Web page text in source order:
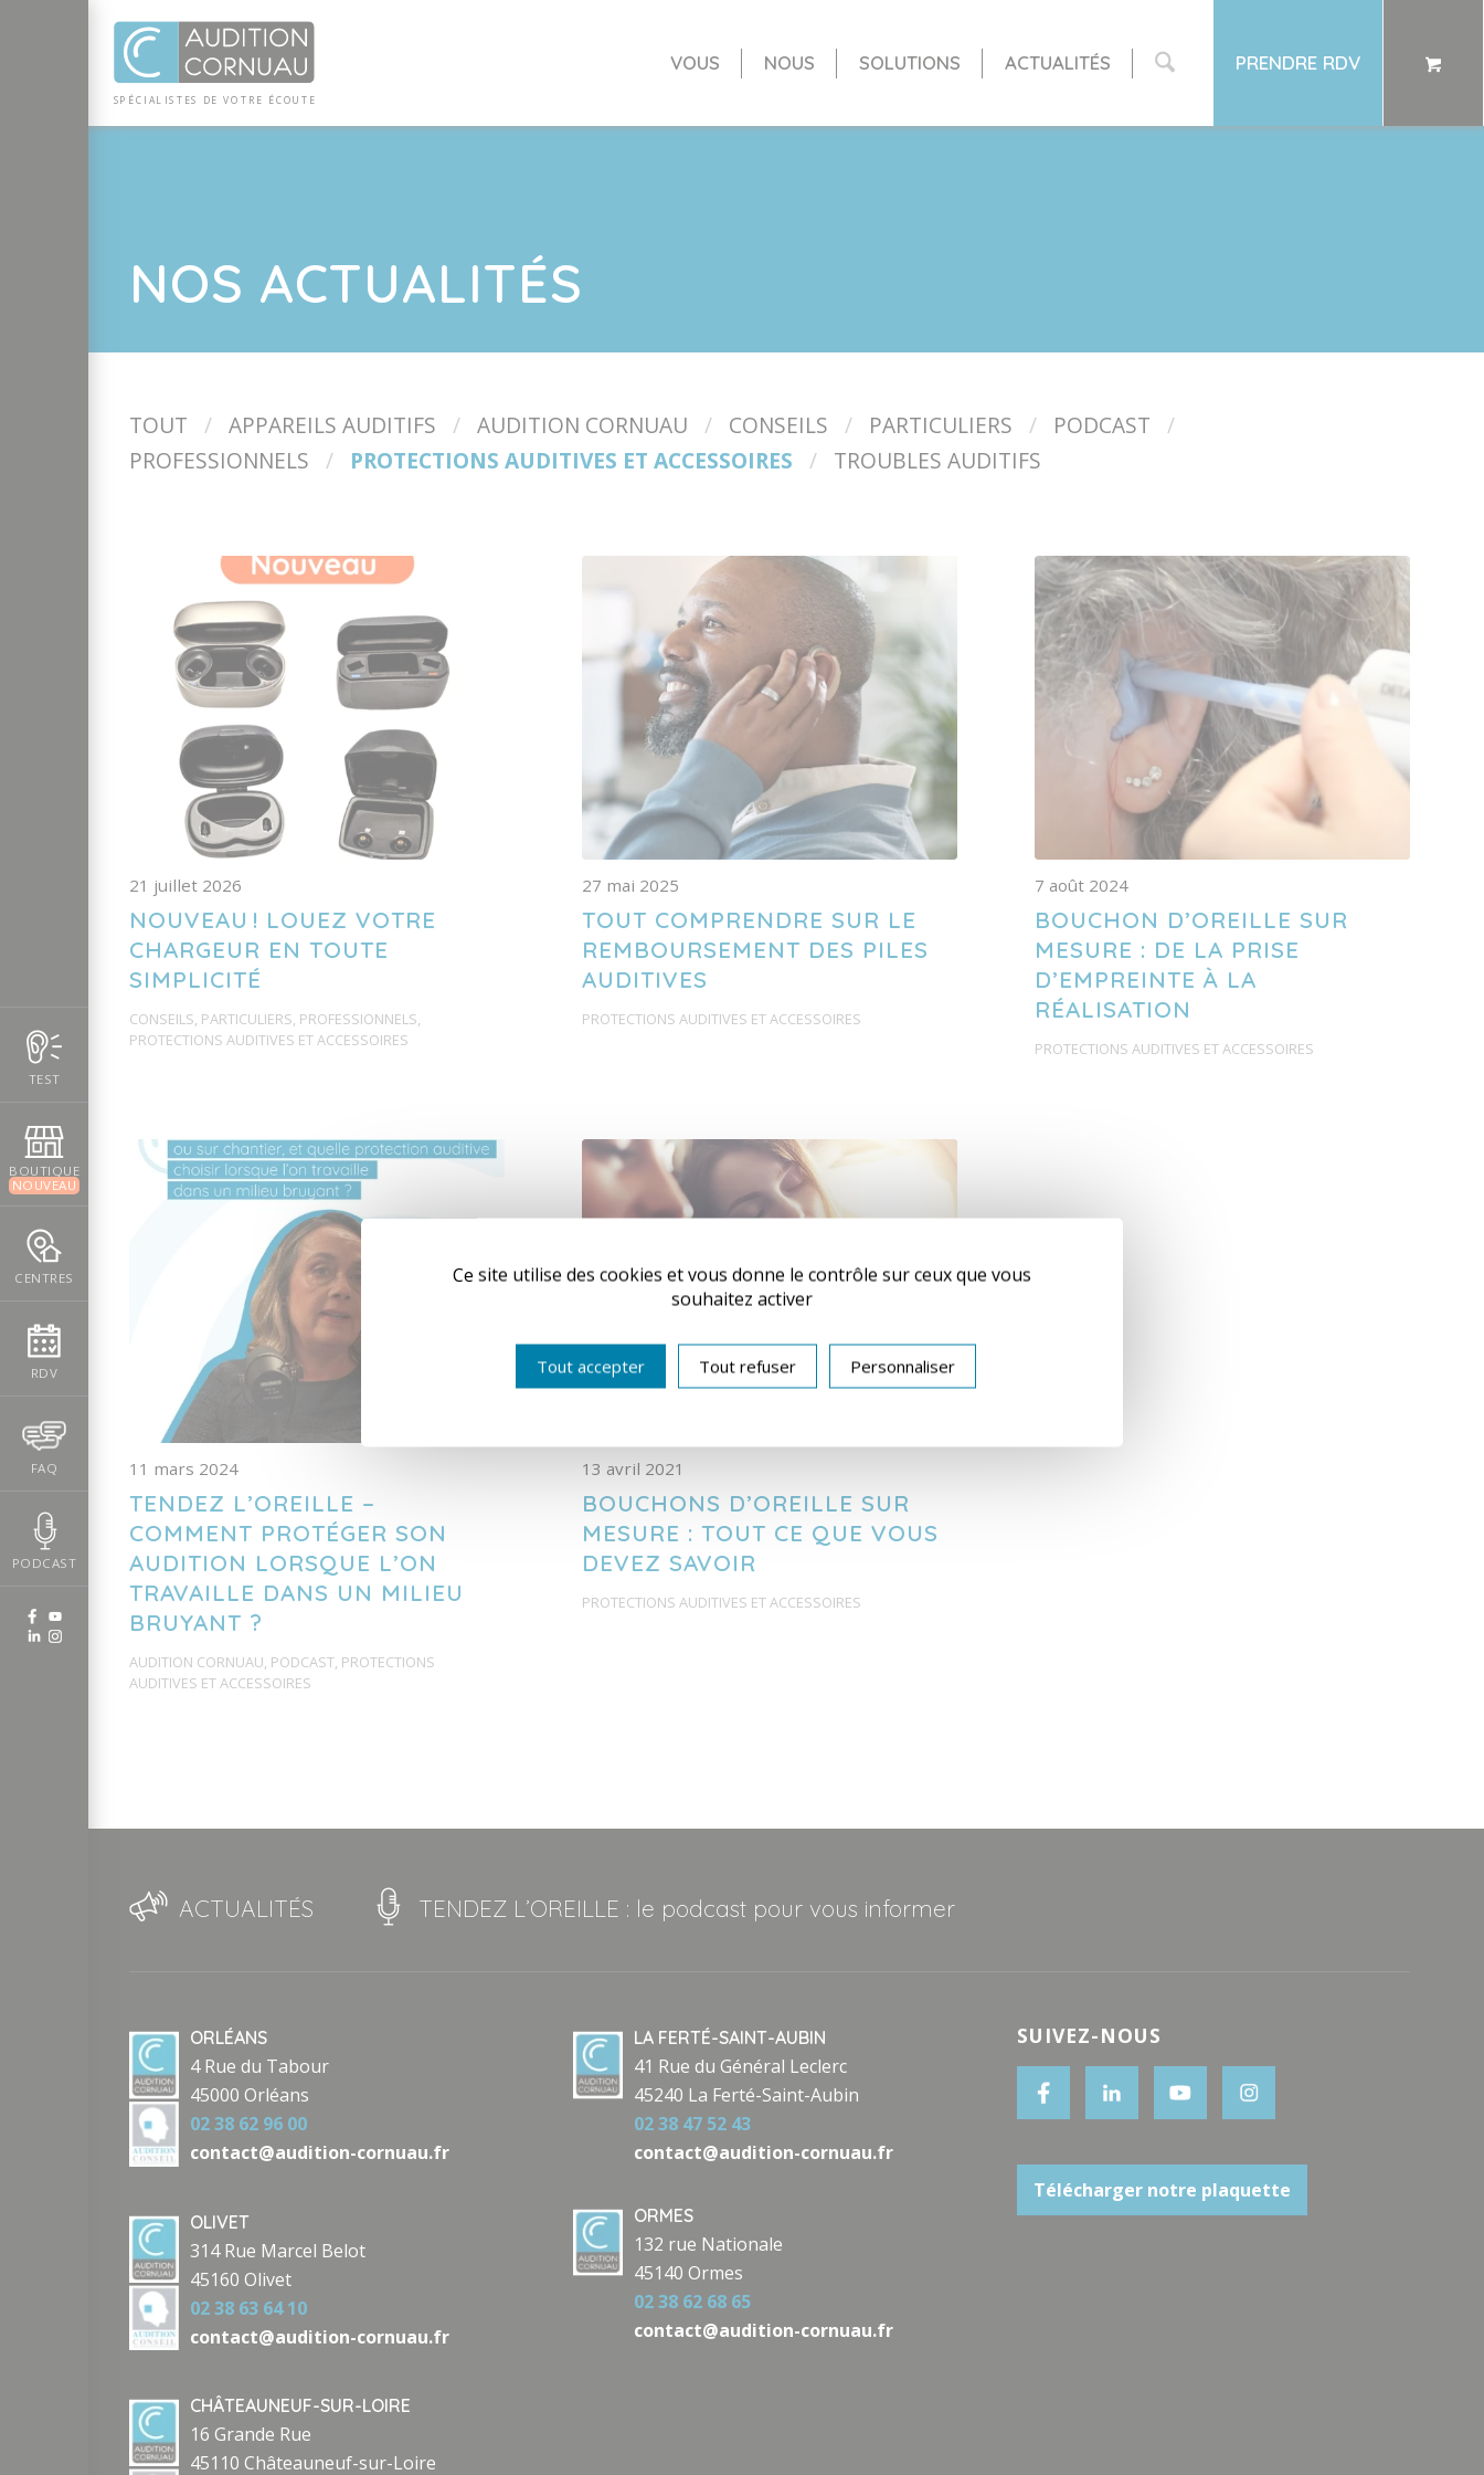
TEST
BOUTIQUE
NOUVEAU
CENTRES
RDV
FAQ
PODCAST
SP ÉCI AL I S TES DE VO TRE ÉC OU T E
VOUS NOUS SOLUTIONS ACTUALITÉS PRENDRE RDV
NOS ACTUALITÉS
TOUT APPAREILS AUDITIFS AUDITION CORNUAU CONSEILS PARTICULIERS
PODCAST
PROFESSIONNELS
PROTECTIONS AUDITIVES ET ACCESSOIRES TROUBLES AUDITIFS
NOUVEAU ! LOUEZ VOTRE
CHARGEUR EN TOUTE
SIMPLICITÉ
CONSEILS, PARTICULIERS, PROFESSIONNELS,
PROTECTIONS AUDITIVES ET ACCESSOIRES
21 juillet 2026
TOUT COMPRENDRE SUR LE
REMBOURSEMENT DES PILES
AUDITIVES
PROTECTIONS AUDITIVES ET ACCESSOIRES
27 mai 2025
BOUCHON D’OREILLE SUR
MESURE : DE LA PRISE
D’EMPREINTE À LA
RÉALISATION
PROTECTIONS AUDITIVES ET ACCESSOIRES
7 août 2024
TENDEZ L’OREILLE –
COMMENT PROTÉGER SON
AUDITION LORSQUE L’ON
TRAVAILLE DANS UN MILIEU
BRUYANT ?
AUDITION CORNUAU, PODCAST, PROTECTIONS
AUDITIVES ET ACCESSOIRES
11 mars 2024
BOUCHONS D’OREILLE SUR
MESURE : TOUT CE QUE VOUS
DEVEZ SAVOIR
PROTECTIONS AUDITIVES ET ACCESSOIRES
13 avril 2021
ACTUALITÉS TENDEZ L’OREILLE : le podcast pour vous informer
ORLÉANS
4 Rue du Tabour
45000 Orléans
02 38 62 96 00
contact@audition-cornuau.fr
OLIVET
314 Rue Marcel Belot
45160 Olivet
02 38 63 64 10
contact@audition-cornuau.fr
CHÂTEAUNEUF-SUR-LOIRE
16 Grande Rue
45110 Châteauneuf-sur-Loire
LA FERTÉ-SAINT-AUBIN
41 Rue du Général Leclerc
45240 La Ferté-Saint-Aubin
02 38 47 52 43
contact@audition-cornuau.fr
ORMES
132 rue Nationale
45140 Ormes
02 38 62 68 65
contact@audition-cornuau.fr
SUIVEZ-NOUS
Télécharger notre plaquette
Ce site utilise des cookies et vous donne le contrôle sur ceux que vous
souhaitez activer
Tout accepter Tout refuser Personnaliser